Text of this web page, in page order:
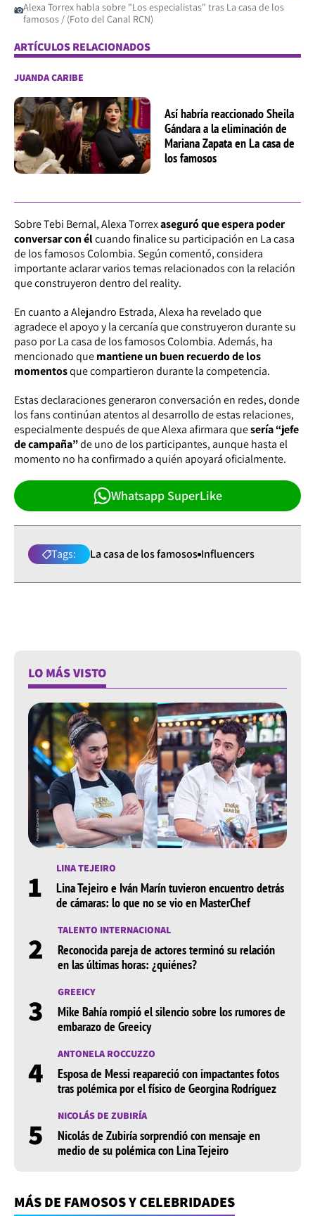
Alexa Torrex habla sobre "Los especialistas" tras La casa de los
famosos / (Foto del Canal RCN)
ARTÍCULOS RELACIONADOS
JUANDA CARIBE
Así habría reaccionado Sheila
Gándara a la eliminación de
Mariana Zapata en La casa de
los famosos
Sobre Tebi Bernal, Alexa Torrexaseguró que espera poder
conversar con élcuando finalice su participación en La casa
de los famosos Colombia. Según comentó, considera
importante aclarar varios temas relacionados con la relación
que construyeron dentro del reality.
En cuanto a Alejandro Estrada, Alexa ha revelado que
agradece el apoyo y la cercanía que construyeron durante su
paso por La casa de los famosos Colombia. Además, ha
mencionado quemantiene un buen recuerdo de los
momentosque compartieron durante la competencia.
Estas declaraciones generaron conversación en redes, donde
los fans continúan atentos al desarrollo de estas relaciones,
especialmente después de que Alexa afirmara quesería “jefe
de campaña”de uno de los participantes, aunque hasta el
momento no ha confirmado a quién apoyará oficialmente.
Whatsapp SuperLike
Tags: La casa de los famosos Influencers
LO MÁS VISTO
1 LINA TEJEIRO
Lina Tejeiro e Iván Marín tuvieron encuentro detrás
de cámaras: lo que no se vio en MasterChef
2 TALENTO INTERNACIONAL
Reconocida pareja de actores terminó su relación
en las últimas horas: ¿quiénes?
3 GREEICY
Mike Bahía rompió el silencio sobre los rumores de
embarazo de Greeicy
4 ANTONELA ROCCUZZO
Esposa de Messi reapareció con impactantes fotos
tras polémica por el físico de Georgina Rodríguez
5 NICOLÁS DE ZUBIRÍA
Nicolás de Zubiría sorprendió con mensaje en
medio de su polémica con Lina Tejeiro
MÁS DE FAMOSOS Y CELEBRIDADES